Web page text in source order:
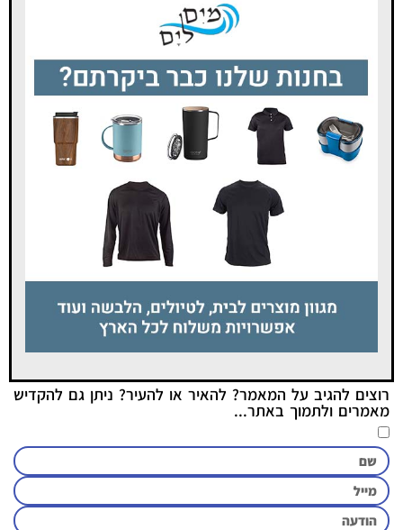
רוצים להגיב על המאמר? להאיר או להעיר? ניתן גם להקדיש
מאמרים ולתמוך באתר...